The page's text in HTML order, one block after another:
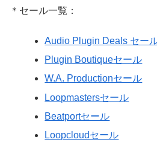
＊セール一覧：
Audio Plugin Deals セー
Plugin Boutiqueセール
W.A. Productionセール
Loopmastersセール
Beatportセール
Loopcloudセール